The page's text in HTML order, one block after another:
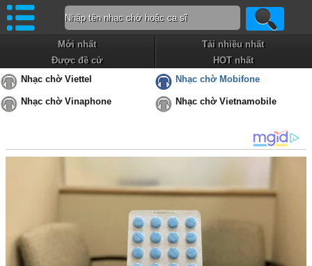
Mới nhất
Tải nhiều nhất
Được đề cử
HOT nhất
Nhạc chờ Viettel
Nhạc chờ Mobifone
Nhạc chờ Vinaphone Nhạc chờ Vietnamobile